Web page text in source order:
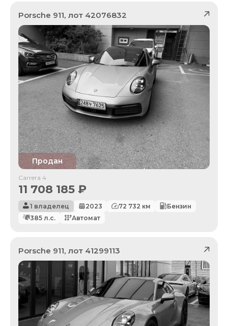
Porsche 911, лот 42076832
Продан
Carrera 4
11 708 185 ₽
1 владелец 2023 72 732 км
Бензин
385 л.с. Автомат
Porsche 911, лот 41299113